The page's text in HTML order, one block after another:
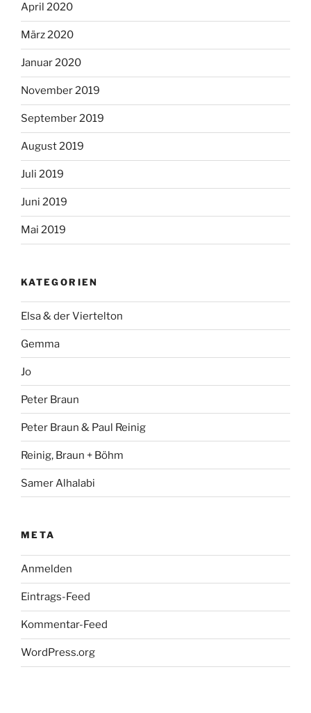
April 2020
März 2020
Januar 2020
November 2019
September 2019
August 2019
Juli 2019
Juni 2019
Mai 2019
KATEGORIEN
Elsa & der Viertelton
Gemma
Jo
Peter Braun
Peter Braun & Paul Reinig
Reinig, Braun + Böhm
Samer Alhalabi
META
Anmelden
Eintrags-Feed
Kommentar-Feed
WordPress.org